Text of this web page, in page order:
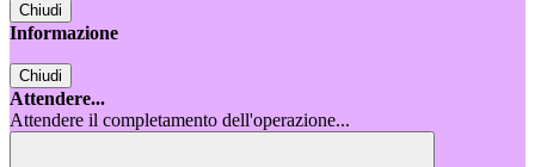
Chiudi
Informazione
Chiudi
Attendere...
Attendere il completamento dell'operazione...